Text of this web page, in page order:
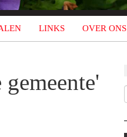
LINKS OVER ONS